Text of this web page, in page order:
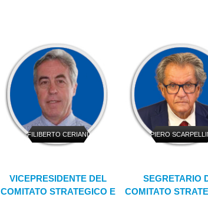
FILIBERTO CERIANI
VICEPRESIDENTE DEL
COMITATO STRATEGICO E
PIERO
SEGRETARIO
COMITATO